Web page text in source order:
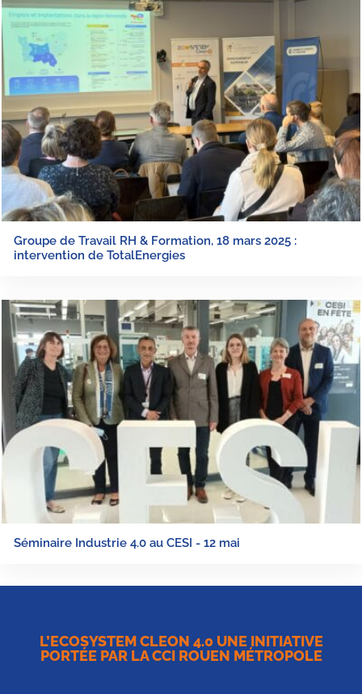
Groupe de Travail RH & Formation, 18 mars 2025 :
intervention de TotalEnergies
Séminaire Industrie 4.0 au CESI - 12 mai
L’ECOSYSTEM CLEON 4.0 UNE INITIATIVE
PORTÉE PAR LA CCI ROUEN MÉTROPOLE